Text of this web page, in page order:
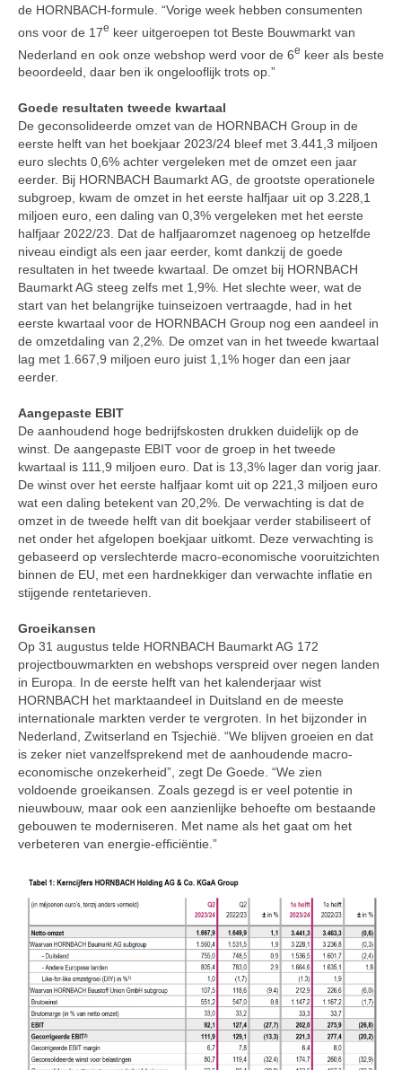
de HORNBACH-formule. “Vorige week hebben consumenten
ons voor de 17e keer uitgeroepen tot Beste Bouwmarkt van
Nederland en ook onze webshop werd voor de 6e keer als beste
beoordeeld, daar ben ik ongelooflijk trots op.”
Goede resultaten tweede kwartaal
De geconsolideerde omzet van de HORNBACH Group in de
eerste helft van het boekjaar 2023/24 bleef met 3.441,3 miljoen
euro slechts 0,6% achter vergeleken met de omzet een jaar
eerder. Bij HORNBACH Baumarkt AG, de grootste operationele
subgroep, kwam de omzet in het eerste halfjaar uit op 3.228,1
miljoen euro, een daling van 0,3% vergeleken met het eerste
halfjaar 2022/23. Dat de halfjaaromzet nagenoeg op hetzelfde
niveau eindigt als een jaar eerder, komt dankzij de goede
resultaten in het tweede kwartaal. De omzet bij HORNBACH
Baumarkt AG steeg zelfs met 1,9%. Het slechte weer, wat de
start van het belangrijke tuinseizoen vertraagde, had in het
eerste kwartaal voor de HORNBACH Group nog een aandeel in
de omzetdaling van 2,2%. De omzet van in het tweede kwartaal
lag met 1.667,9 miljoen euro juist 1,1% hoger dan een jaar
eerder.
Aangepaste EBIT
De aanhoudend hoge bedrijfskosten drukken duidelijk op de
winst. De aangepaste EBIT voor de groep in het tweede
kwartaal is 111,9 miljoen euro. Dat is 13,3% lager dan vorig jaar.
De winst over het eerste halfjaar komt uit op 221,3 miljoen euro
wat een daling betekent van 20,2%. De verwachting is dat de
omzet in de tweede helft van dit boekjaar verder stabiliseert of
net onder het afgelopen boekjaar uitkomt. Deze verwachting is
gebaseerd op verslechterde macro-economische vooruitzichten
binnen de EU, met een hardnekkiger dan verwachte inflatie en
stijgende rentetarieven.
Groeikansen
Op 31 augustus telde HORNBACH Baumarkt AG 172
projectbouwmarkten en webshops verspreid over negen landen
in Europa. In de eerste helft van het kalenderjaar wist
HORNBACH het marktaandeel in Duitsland en de meeste
internationale markten verder te vergroten. In het bijzonder in
Nederland, Zwitserland en Tsjechië. “We blijven groeien en dat
is zeker niet vanzelfsprekend met de aanhoudende macro-
economische onzekerheid”, zegt De Goede. “We zien
voldoende groeikansen. Zoals gezegd is er veel potentie in
nieuwbouw, maar ook een aanzienlijke behoefte om bestaande
gebouwen te moderniseren. Met name als het gaat om het
verbeteren van energie-efficiëntie.”